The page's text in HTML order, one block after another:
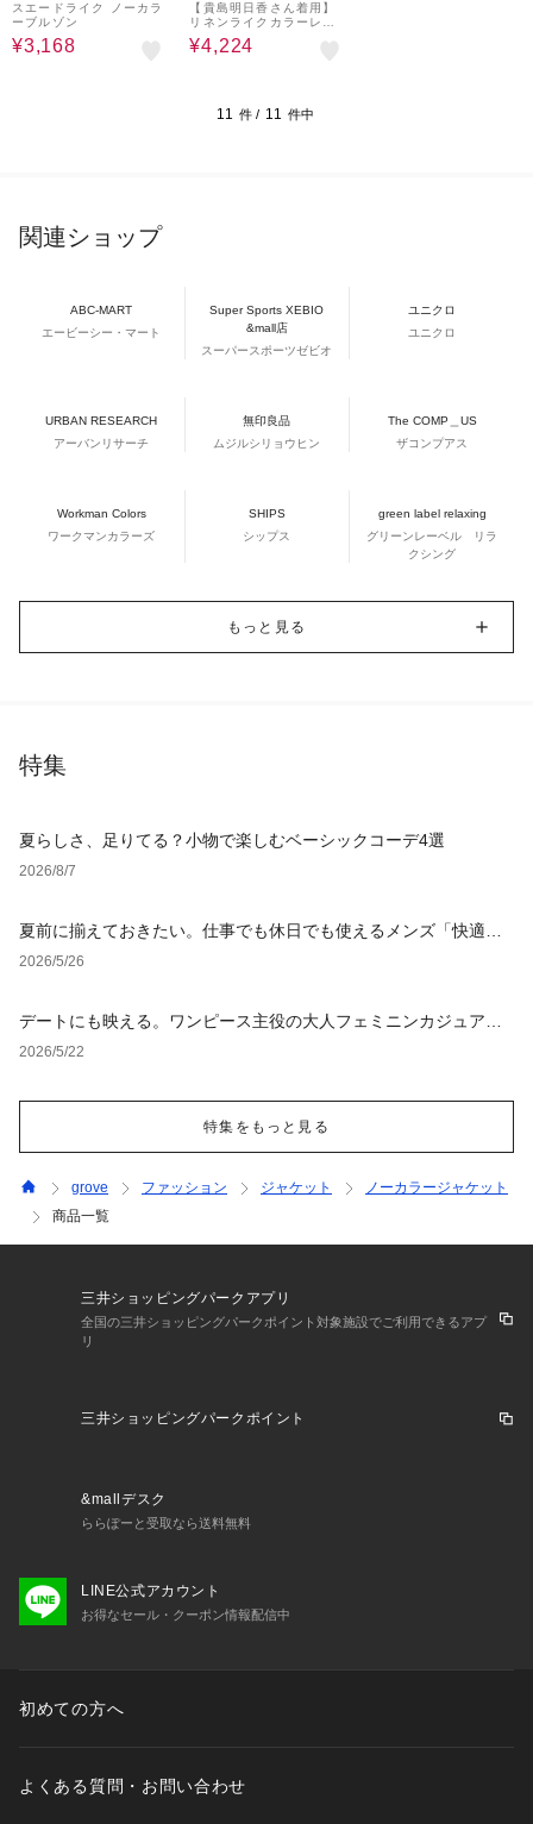
スエードライク ノーカラ
ーブルゾン
¥3,168
【貴島明日香さん着用】
リネンライクカラーレス
ジャケット
¥4,224
11 件 / 11 件中
関連ショップ
ABC-MART
エービーシー・マート
Super Sports XEBIO
&mall店
スーパースポーツゼビオ
ユニクロ
ユニクロ
URBAN RESEARCH
アーバンリサーチ
無印良品
ムジルシリョウヒン
The COMP＿US
ザコンプアス
Workman Colors
ワークマンカラーズ
SHIPS
シップス
green label relaxing
グリーンレーベル リラ
クシング
もっと見る
特集
夏らしさ、足りてる？小物で楽しむベーシックコーデ4選
2026/8/7
夏前に揃えておきたい。仕事でも休日でも使えるメンズ「快適ウ
ェア」
2026/5/26
デートにも映える。ワンピース主役の大人フェミニンカジュアル4
選
2026/5/22
特集をもっと見る
grove ファッション ジャケット
ノーカラージャケット
商品一覧
三井ショッピングパークアプリ
全国の三井ショッピングパークポイント対象施設でご利用できるアプ
リ
三井ショッピングパークポイント
&mallデスク
ららぽーと受取なら送料無料
LINE公式アカウント
お得なセール・クーポン情報配信中
初めての方へ
よくある質問・お問い合わせ